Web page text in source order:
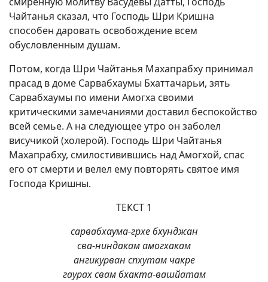
Чайтанья сказал, что Господь Шри Кришна
способен даровать освобождение всем
обусловленным душам.
Потом, когда Шри Чайтанья Махапрабху принимал
прасад в доме Сарвабхаумы Бхаттачарьи, зять
Сарвабхаумы по имени Амогха своими
критическими замечаниями доставил беспокойство
всей семье. А на следующее утро он заболел
висучикой (холерой). Господь Шри Чайтанья
Махапрабху, смилостивившись над Амогхой, спас
его от смерти и велел ему повторять святое имя
Господа Кришны.
ТЕКСТ 1
сарвабхаума-грхе бхунджан
сва-ниндакам амогхакам
ангикурван спхутам чакре
гаурах свам бхакта-вашйатам